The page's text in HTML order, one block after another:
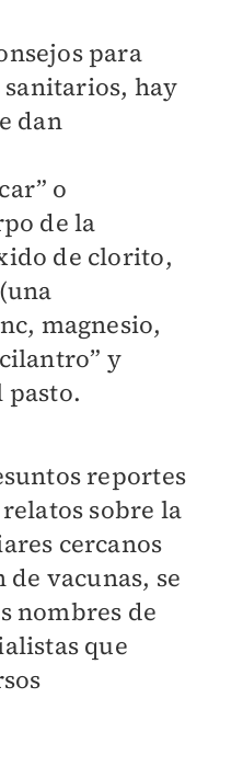
para
hay
dan
o
de la
de clorito,
magnesio,
y
pasto.
reportes
sobre la
cercanos
vacunas, se
nombres de
que